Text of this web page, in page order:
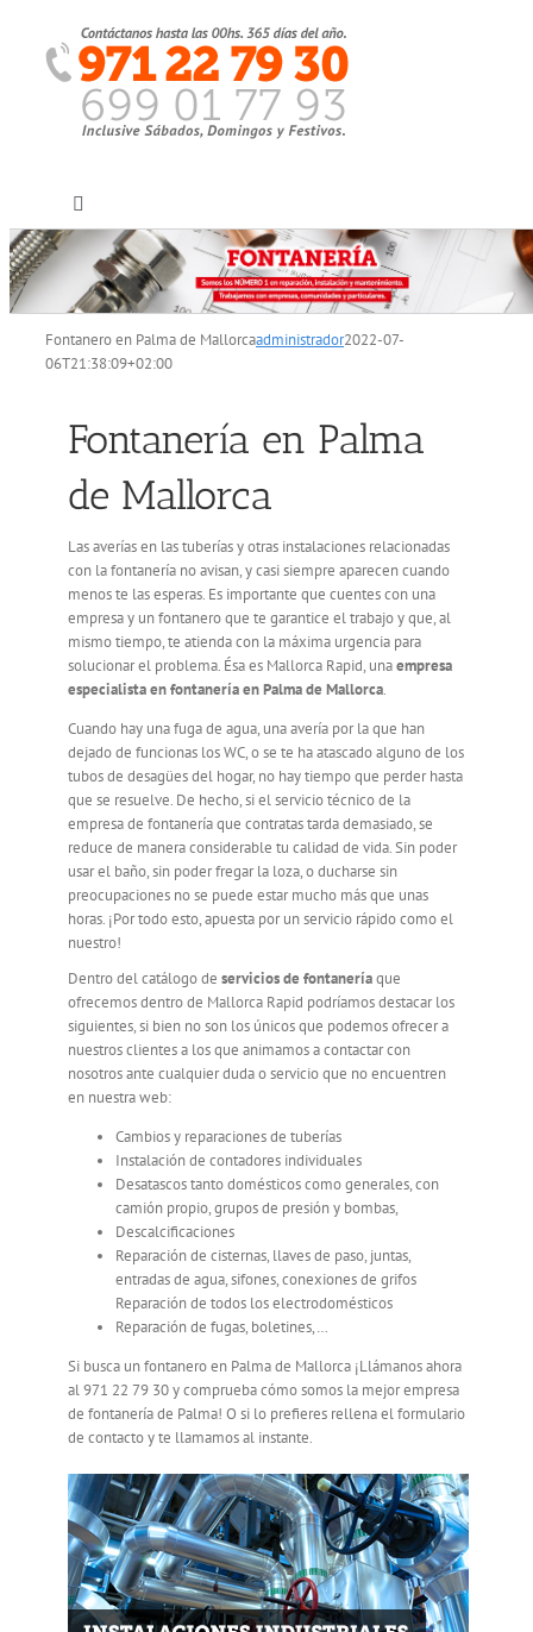
contenido
Toggle
Navigation
Inicio
Quiénes somos
Servicios
Sectores clientes
Servicio Técnico
Garantía
Blog
Trabaja con nosotros
Contacto
Fontanero en Palma de Mallorcaadministrador2022-07-
06T21:38:09+02:00
Fontanería en Palma
de Mallorca
Las averías en las tuberías y otras instalaciones relacionadas
con la fontanería no avisan, y casi siempre aparecen cuando
menos te las esperas. Es importante que cuentes con una
empresa y un fontanero que te garantice el trabajo y que, al
mismo tiempo, te atienda con la máxima urgencia para
solucionar el problema. Ésa es Mallorca Rapid, unaempresa
especialista en fontanería en Palma de Mallorca.
Cuando hay una fuga de agua, una avería por la que han
dejado de funcionas los WC, o se te ha atascado alguno de los
tubos de desagües del hogar, no hay tiempo que perder hasta
que se resuelve. De hecho, si el servicio técnico de la
empresa de fontanería que contratas tarda demasiado, se
reduce de manera considerable tu calidad de vida. Sin poder
usar el baño, sin poder fregar la loza, o ducharse sin
preocupaciones no se puede estar mucho más que unas
horas. ¡Por todo esto, apuesta por un servicio rápido como el
nuestro!
Dentro del catálogo de servicios de fontaneríaque
ofrecemos dentro de Mallorca Rapid podríamos destacar los
siguientes, si bien no son los únicos que podemos ofrecer a
nuestros clientes a los que animamos a contactar con
nosotros ante cualquier duda o servicio que no encuentren
en nuestra web:
Cambios y reparaciones de tuberías
Instalación de contadores individuales
Desatascos tanto domésticos como generales, con
camión propio, grupos de presión y bombas,
Descalcificaciones
Reparación de cisternas, llaves de paso, juntas,
entradas de agua, sifones, conexiones de grifos
Reparación de todos los electrodomésticos
Reparación de fugas, boletines,…
Si busca un fontanero en Palma de Mallorca ¡Llámanos ahora
al 971 22 79 30 y comprueba cómo somos la mejor empresa
de fontanería de Palma! O si lo prefieres rellena el formulario
de contacto y te llamamos al instante.